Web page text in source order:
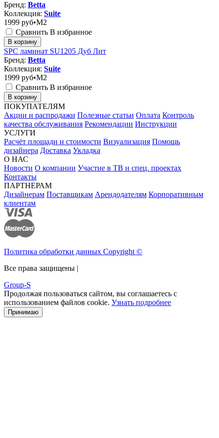
Бренд: Betta
Коллекция: Suite
1999 руб•M2
Сравнить В избранное
В корзину
SPC ламинат SU1205 Дуб Лит
Бренд: Betta
Коллекция: Suite
1999 руб•M2
Сравнить В избранное
В корзину
ПОКУПАТЕЛЯМ
Акции и распродажи Полезные статьи Оплата Контроль
качества обслуживания Рекомендации Инструкции
УСЛУГИ
Расчёт площади и стоимости Визуализация Помощь
дизайнера Доставка Укладка
О НАС
Новости О компании Участие в ТВ и спец. проектах
Контакты
ПАРТНЕРАМ
Дизайнерам Поставщикам Арендодателям Корпоративным
клиентам
Политика обработки данных Copyright ©
Все права защищены |
Group-S
Продолжая пользоваться сайтом, вы соглашаетесь с
использованием файлов cookie. Узнать подробнее
Принимаю